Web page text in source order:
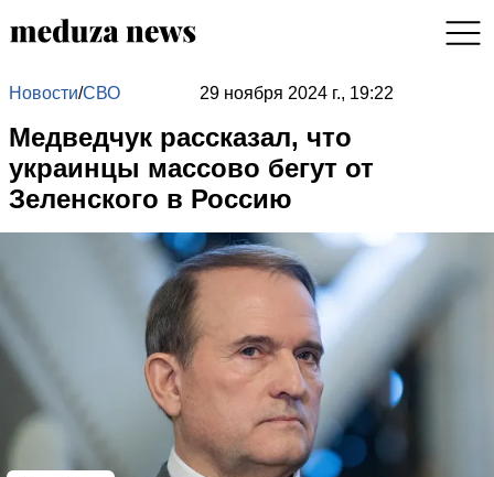
Новости/СВО 29 ноября 2024 г., 19:22
Медведчук рассказал, что
украинцы массово бегут от
Зеленского в Россию